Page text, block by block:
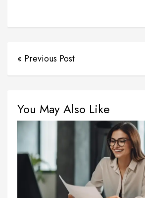
« Previous Post
You May Also Like